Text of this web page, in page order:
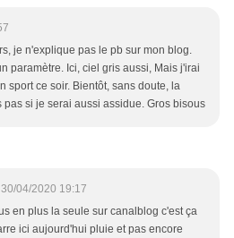
je n'explique pas le pb sur mon blog.
paramètre. Ici, ciel gris aussi, Mais j'irai
sport ce soir. Bientôt, sans doute, la
pas si je serai aussi assidue. Gros bisous
30/04/2020 19:17
en plus la seule sur canalblog c'est ça
ici aujourd'hui pluie et pas encore